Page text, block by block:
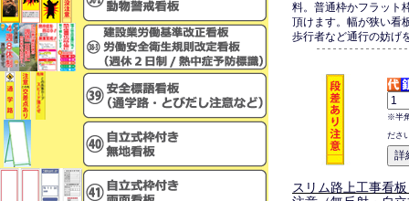
料。普通枠かフラット
頂けます。幅が狭い看
歩行者など通行の妨げ
※半
ださ
スリム路上工事看